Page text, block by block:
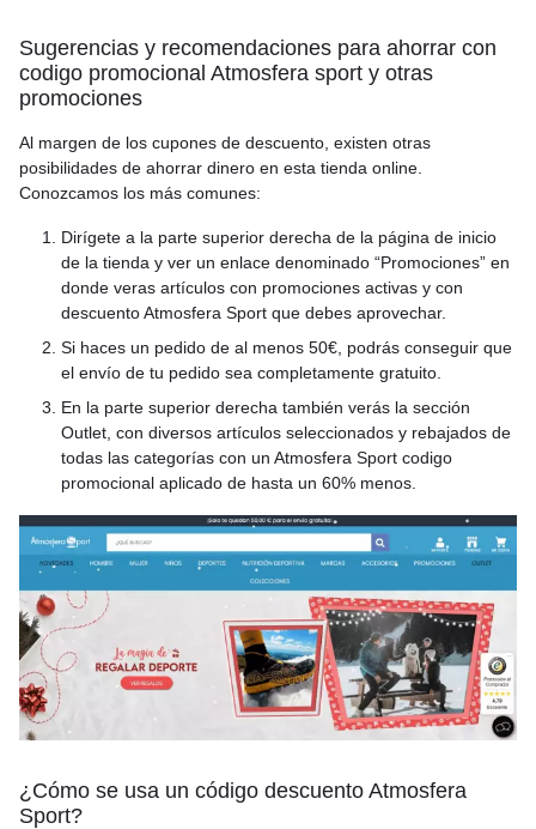
Sugerencias y recomendaciones para ahorrar con
codigo promocional Atmosfera sport y otras
promociones
Al margen de los cupones de descuento, existen otras
posibilidades de ahorrar dinero en esta tienda online.
Conozcamos los más comunes:
Dirígete a la parte superior derecha de la página de inicio
de la tienda y ver un enlace denominado “Promociones” en
donde veras artículos con promociones activas y con
descuento Atmosfera Sport que debes aprovechar.
Si haces un pedido de al menos 50€, podrás conseguir que
el envío de tu pedido sea completamente gratuito.
En la parte superior derecha también verás la sección
Outlet, con diversos artículos seleccionados y rebajados de
todas las categorías con un Atmosfera Sport codigo
promocional aplicado de hasta un 60% menos.
¿Cómo se usa un código descuento Atmosfera
Sport?